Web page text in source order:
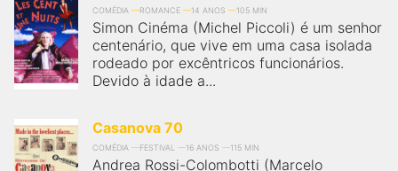
COMÉDIA ROMANCE 14 ANOS 105 MIN
Simon Cinéma (Michel Piccoli) é um senhor
centenário, que vive em uma casa isolada
rodeado por excêntricos funcionários.
Devido à idade a...
Casanova 70
COMÉDIA FESTIVAL 16 ANOS 115 MIN
Andrea Rossi-Colombotti (Marcelo